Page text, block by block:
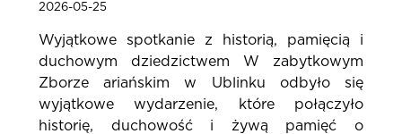
2026-05-25
Wyjątkowe spotkanie z historią, pamięcią i
duchowym dziedzictwem W zabytkowym
Zborze ariańskim w Ublinku odbyło się
wyjątkowe wydarzenie, które połączyło
historię, duchowość i żywą pamięć o